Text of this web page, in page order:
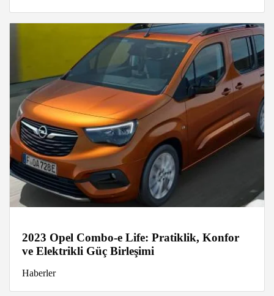
2023 Opel Combo-e Life: Pratiklik, Konfor
ve Elektrikli Güç Birleşimi
Haberler